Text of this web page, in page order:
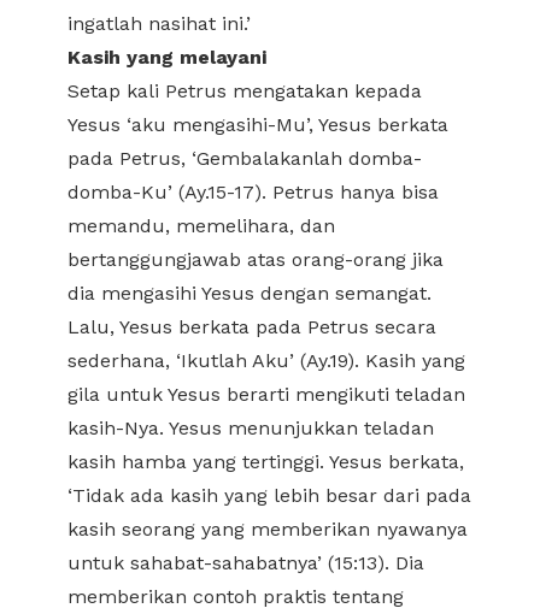
ingatlah nasihat ini.’
Kasih yang melayani
Setap kali Petrus mengatakan kepada
Yesus ‘aku mengasihi-Mu’, Yesus berkata
pada Petrus, ‘Gembalakanlah domba-
domba-Ku’ (Ay.15-17). Petrus hanya bisa
memandu, memelihara, dan
bertanggungjawab atas orang-orang jika
dia mengasihi Yesus dengan semangat.
Lalu, Yesus berkata pada Petrus secara
sederhana, ‘Ikutlah Aku’ (Ay.19). Kasih yang
gila untuk Yesus berarti mengikuti teladan
kasih-Nya. Yesus menunjukkan teladan
kasih hamba yang tertinggi. Yesus berkata,
‘Tidak ada kasih yang lebih besar dari pada
kasih seorang yang memberikan nyawanya
untuk sahabat-sahabatnya’ (15:13). Dia
memberikan contoh praktis tentang